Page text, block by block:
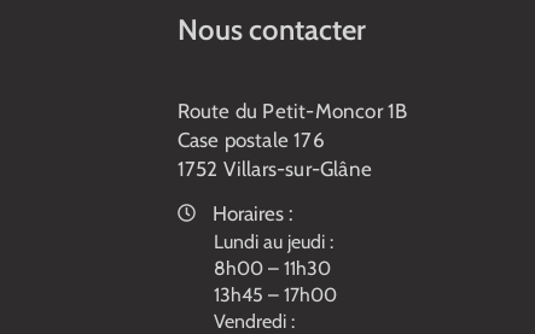
Nous contacter
Route du Petit-Moncor 1B
Case postale 176
1752 Villars-sur-Glâne
Horaires :
Lundi au jeudi :
8h00 – 11h30
13h45 – 17h00
Vendredi :